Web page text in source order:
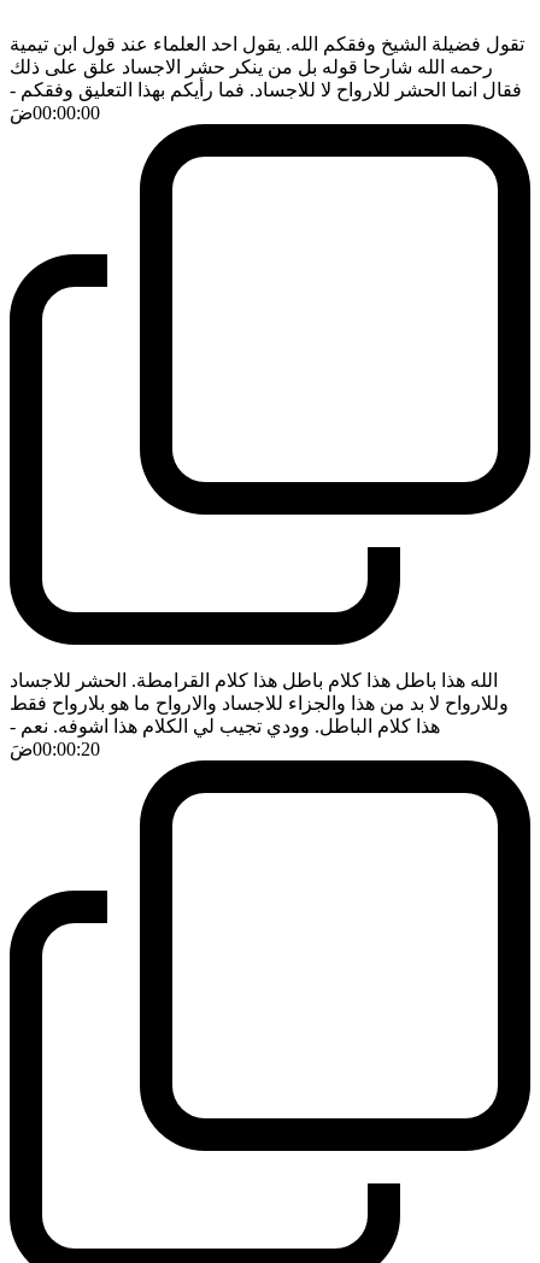
تقول فضيلة الشيخ وفقكم الله. يقول احد العلماء عند قول ابن تيمية
رحمه الله شارحا قوله بل من ينكر حشر الاجساد علق على ذلك
فقال انما الحشر للارواح لا للاجساد. فما رأيكم بهذا التعليق وفقكم -
00:00:00ضَ
الله هذا باطل هذا كلام باطل هذا كلام القرامطة. الحشر للاجساد
وللارواح لا بد من هذا والجزاء للاجساد والارواح ما هو بلارواح فقط
هذا كلام الباطل. وودي تجيب لي الكلام هذا اشوفه. نعم -
00:00:20ضَ